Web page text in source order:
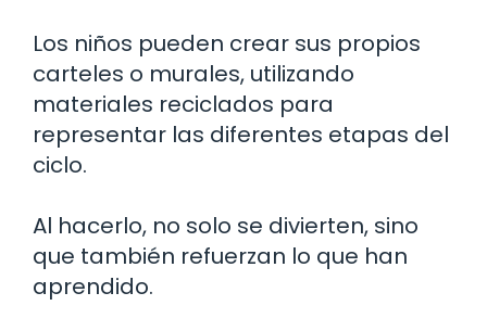
Los niños pueden crear sus propios
carteles o murales, utilizando
materiales reciclados para
representar las diferentes etapas del
ciclo.
Al hacerlo, no solo se divierten, sino
que también refuerzan lo que han
aprendido.